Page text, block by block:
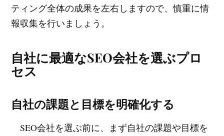
ティング全体の成果を左右しますので、慎重に情
報収集を行いましょう。
自社に最適なSEO会社を選ぶプロ
セス
自社の課題と目標を明確化する
SEO会社を選ぶ前に、まず自社の課題や目標を